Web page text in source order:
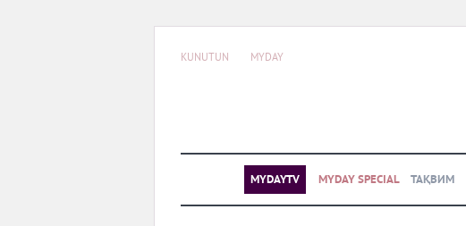
KUNUTUN MYDAY
MYDAYTV MYDAY SPECIAL ТАҚВИМ